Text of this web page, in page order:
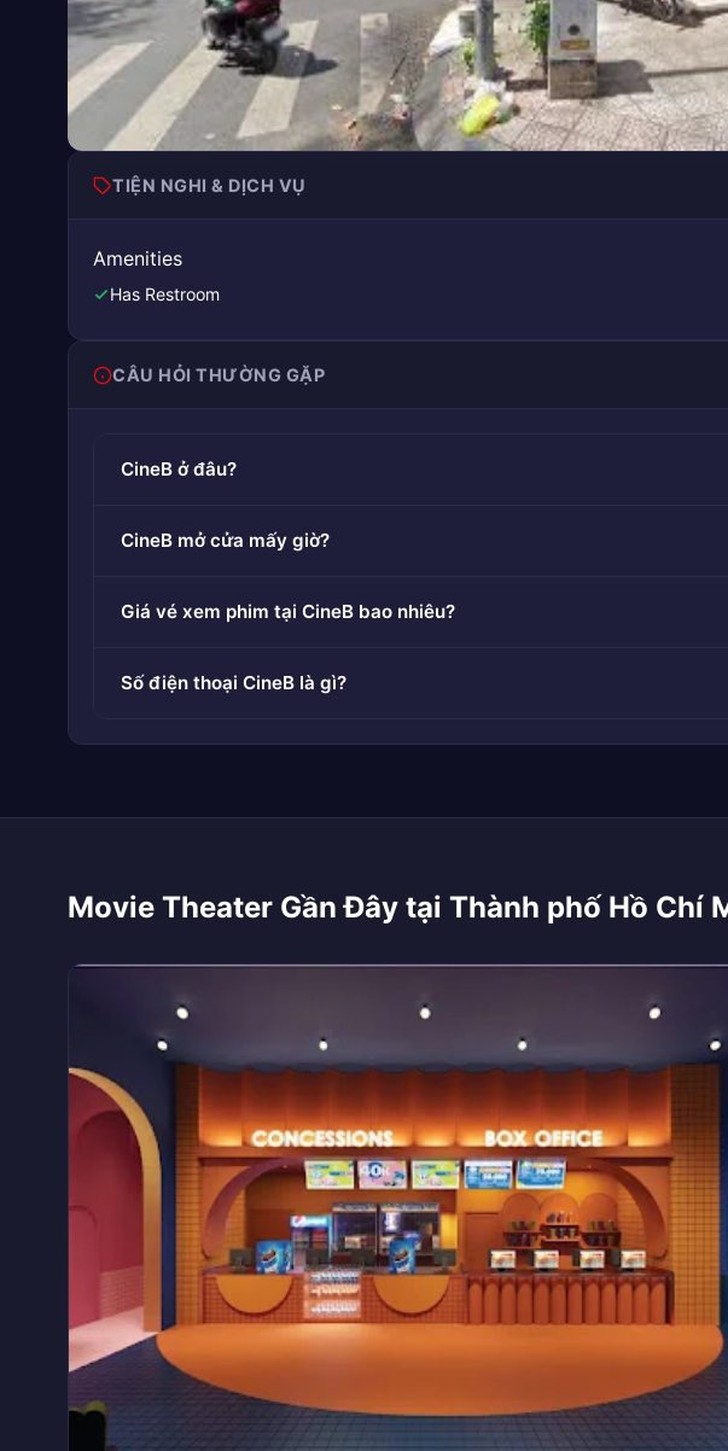
TIỆN NGHI & DỊCH VỤ
Amenities
Has Restroom
CÂU HỎI THƯỜNG GẶP
CineB ở đâu?
CineB mở cửa mấy giờ?
Giá vé xem phim tại CineB bao nhiêu?
Số điện thoại CineB là gì?
Movie Theater Gần Đây tại Thành phố Hồ Chí